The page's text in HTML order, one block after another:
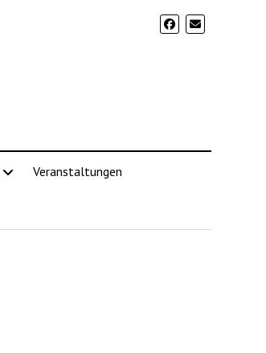
Veranstaltungen